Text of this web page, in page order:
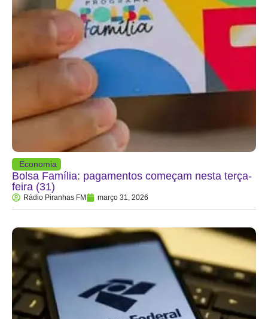
Economia
Bolsa Família: pagamentos começam nesta terça-
feira (31)
Rádio Piranhas FM março 31, 2026